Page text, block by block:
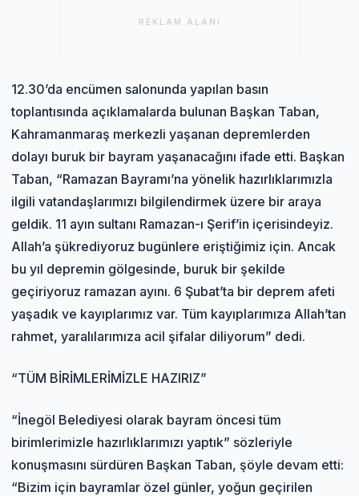
REKLAM ALANI
12.30’da encümen salonunda yapılan basın
toplantısında açıklamalarda bulunan Başkan Taban,
Kahramanmaraş merkezli yaşanan depremlerden
dolayı buruk bir bayram yaşanacağını ifade etti. Başkan
Taban, “Ramazan Bayramı’na yönelik hazırlıklarımızla
ilgili vatandaşlarımızı bilgilendirmek üzere bir araya
geldik. 11 ayın sultanı Ramazan-ı Şerif’in içerisindeyiz.
Allah’a şükrediyoruz bugünlere eriştiğimiz için. Ancak
bu yıl depremin gölgesinde, buruk bir şekilde
geçiriyoruz ramazan ayını. 6 Şubat’ta bir deprem afeti
yaşadık ve kayıplarımız var. Tüm kayıplarımıza Allah’tan
rahmet, yaralılarımıza acil şifalar diliyorum” dedi.
“TÜM BİRİMLERİMİZLE HAZIRIZ”
“İnegöl Belediyesi olarak bayram öncesi tüm
birimlerimizle hazırlıklarımızı yaptık” sözleriyle
konuşmasını sürdüren Başkan Taban, şöyle devam etti:
“Bizim için bayramlar özel günler, yoğun geçirilen